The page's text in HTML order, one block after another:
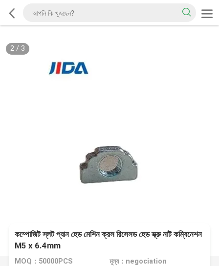
2/ 3
কম্পোজিট স্লট প্যান হেড মেশিন ক্রস রিসেসড হেড স্ক্রু নাট কম্বিনেশন
M5 x 6.4mm
MOQ：50000PCS মূল্য：negociation